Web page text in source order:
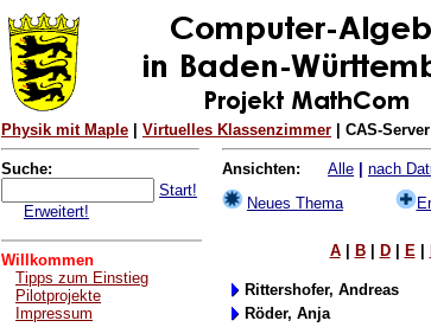
Physik mit Maple Virtuelles Klassenzimmer | CAS-
Suche:
Start!
Erweitert!
Willkommen
Tipps zum Einstieg
Pilotprojekte
Impressum
Ansichten: Alle nach
Neues Thema
A| B| D| E|
Rittershofer, Andreas
Röder, Anja